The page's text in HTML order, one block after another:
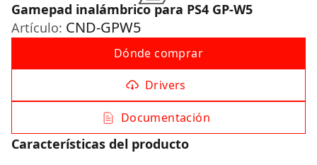
Gamepad inalámbrico para PS4 GP-W5
Artículo: CND-GPW5
Dónde comprar
Drivers
Documentación
Características del producto